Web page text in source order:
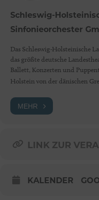
Schleswig-
Sinfonieorchester
Das Schleswig-Holsteinische
das größte deutsche
Ballett, Konzerten und
Holstein von der dänischen
MEHR
LINK ZUR
KALENDER